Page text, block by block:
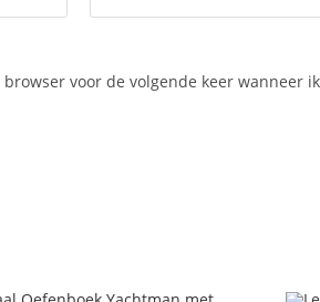
voor de volgende keer wanneer